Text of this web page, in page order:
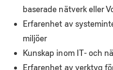
baserade nätverk eller
Erfarenhet av
miljöer
Kunskap inom IT- och
Erfarenhet av verktyg